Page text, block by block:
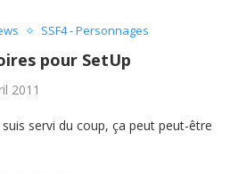
SSF4 - Personnages
pour SetUp
2011
suis servi du coup, ça peut peut-être